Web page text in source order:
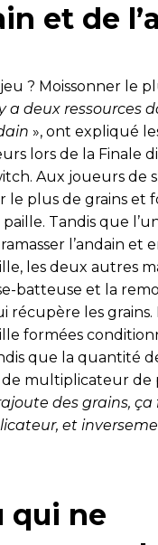
et de
? Moissonner le
a deux ressources
», ont expliqué
lors de la Finale
Aux joueurs de
le plus de grains et
Tandis que
l’andain et
les deux autres
batteuse et la
récupère les grains.
formées
que la quantité
multiplicateur de
des grains,
et
qui ne